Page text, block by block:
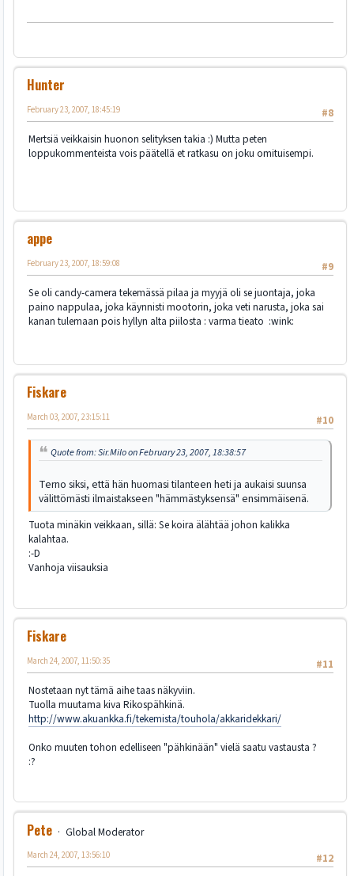
Hunter
#8
February 23, 2007, 18:45:19
Mertsiä veikkaisin huonon selityksen takia :) Mutta peten
loppukommenteista vois päätellä et ratkasu on joku omituisempi.
appe
#9
February 23, 2007, 18:59:08
Se oli candy-camera tekemässä pilaa ja myyjä oli se juontaja, joka
paino nappulaa, joka käynnisti mootorin, joka veti narusta, joka sai
kanan tulemaan pois hyllyn alta piilosta : varma tieato :wink:
Fiskare
#10
March 03, 2007, 23:15:11
Quote from: Sir.Milo on February 23, 2007, 18:38:57
Terno siksi, että hän huomasi tilanteen heti ja aukaisi suunsa
välittömästi ilmaistakseen "hämmästyksensä" ensimmäisenä.
Tuota minäkin veikkaan, sillä: Se koira älähtää johon kalikka
kalahtaa.
:-D
Vanhoja viisauksia
Fiskare
#11
March 24, 2007, 11:50:35
Nostetaan nyt tämä aihe taas näkyviin.
Tuolla muutama kiva Rikospähkinä.
http://www.akuankka.fi/tekemista/touhola/akkaridekkari/
Onko muuten tohon edelliseen "pähkinään" vielä saatu vastausta ?
:?
Pete
Global Moderator
#12
March 24, 2007, 13:56:10